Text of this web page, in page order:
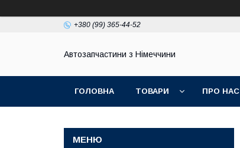
+380 (99) 365-44-52
Автозапчастини з Німеччини
ГОЛОВНА ТОВАРИ ПРО НАС